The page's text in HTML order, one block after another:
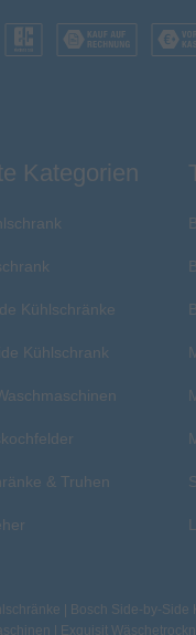
Kategorien
Kühlschränke
Kühlschrank
& Truhen
| Bosch Side-by-Side
| Exquisit